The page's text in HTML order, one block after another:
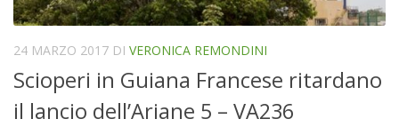
24 MARZO 2017 DI VERONICA REMONDINI
Scioperi in Guiana Francese ritardano
il lancio dell’Ariane 5 – VA236